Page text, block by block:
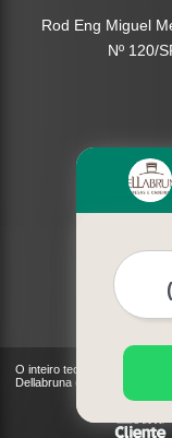
Rod Eng Miguel
Nº 120/
O inteiro teor deste site está
Dellabruna (Lei 9610 de 19/